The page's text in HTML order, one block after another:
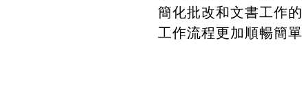
簡化批改和文書工作
工作流程更加順暢簡